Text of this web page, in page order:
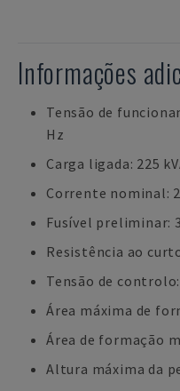
Informações
Tensão de
Hz
Carga ligada: 225
Corrente nominal:
Fusível preliminar:
Resistência ao
Tensão de controlo:
Área máxima de
Área de formação
Altura máxima da